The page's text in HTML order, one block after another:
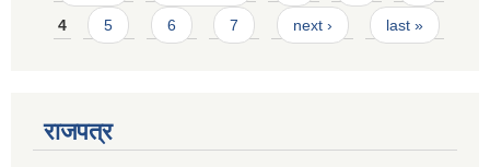
4 5 6 7 next › last »
राजपत्र